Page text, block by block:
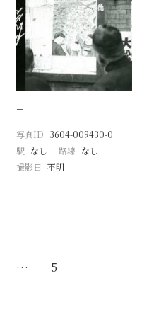
−
写真ID 3604-009430-0
駅 なし 路線 なし
撮影日 不明
… 5